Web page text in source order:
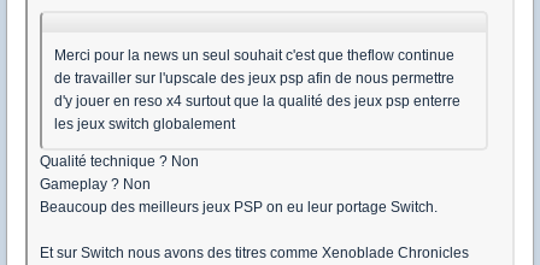
Merci pour la news un seul souhait c'est que theflow continue
de travailler sur l'upscale des jeux psp afin de nous permettre
d'y jouer en reso x4 surtout que la qualité des jeux psp enterre
les jeux switch globalement
Qualité technique ? Non
Gameplay ? Non
Beaucoup des meilleurs jeux PSP on eu leur portage Switch.
Et sur Switch nous avons des titres comme Xenoblade Chronicles